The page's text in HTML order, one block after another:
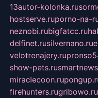
13autor-kolonka.ru
hostserve.ruporno-na-
neznobi.rubigfatcc.ru
delfinet.rusilvernano.ru
velotrenajery.ru
show-pets.ru
miraclecoon.ru
firehunters.rugribowo.ru